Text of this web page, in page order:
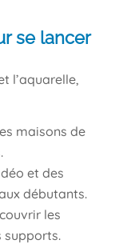
se lancer
l’aquarelle,
maisons de
et des
débutants.
les
supports.